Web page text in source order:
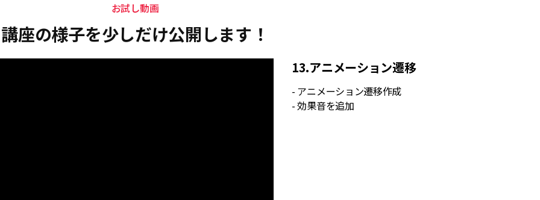
お試し動画
講座の様子を少しだけ公開します！
13.アニメーション遷移
- アニメーション遷移作成
- 効果音を追加